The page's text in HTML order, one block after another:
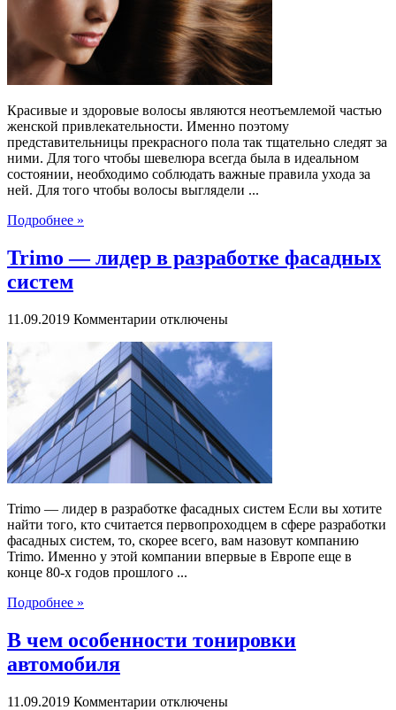
женскими
волосами
Красивые и здоровые волосы являются неотъемлемой частью
женской привлекательности. Именно поэтому
представительницы прекрасного пола так тщательно следят за
ними. Для того чтобы шевелюра всегда была в идеальном
состоянии, необходимо соблюдать важные правила ухода за
ней. Для того чтобы волосы выглядели ...
Подробнее »
Trimo — лидер в разработке фасадных
систем
11.09.2019 Комментарии к
Trimo
—
лидер
в
разработке
фасадных
систем
отключены
Trimo — лидер в разработке фасадных систем Если вы хотите
найти того, кто считается первопроходцем в сфере разработки
фасадных систем, то, скорее всего, вам назовут компанию
Trimo. Именно у этой компании впервые в Европе еще в
конце 80-х годов прошлого ...
Подробнее »
В чем особенности тонировки
автомобиля
11.09.2019 Комментарии котключены